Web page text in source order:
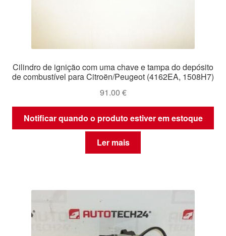
Cilindro de ignição com uma chave e tampa do depósito
de combustível para Citroën/Peugeot (4162EA, 1508H7)
91.00 €
Notificar quando o produto estiver em estoque
Ler mais